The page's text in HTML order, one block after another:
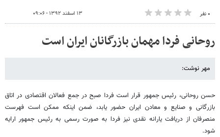
۰ نفر ۱۳ اسفند ۱۳۹۲ - ۰۹:۰۶
روحانی فردا مهمان بازرگانان ایران است
مهر نوشت:
حسن روحانی، رئیس جمهور قرار است فردا صبح در جمع فعالان اقتصادی در اتاق
بازرگانی و صنایع و معادن ایران حضور یابد، ضمن اینکه ممکن است فهرست
منصرفان از دریافت یارانه نقدی نیز فردا به صورت رسمی به رئیس جمهور ارایه
شود.